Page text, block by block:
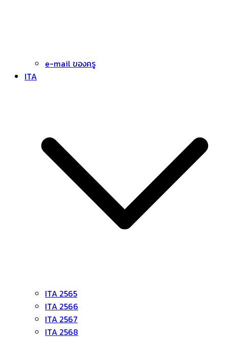
e-mail ของครู
ITA
ITA 2565
ITA 2566
ITA 2567
ITA 2568